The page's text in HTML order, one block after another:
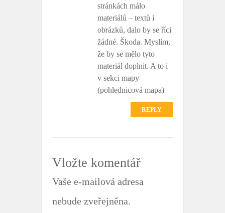
stránkách málo
materiálů – textů i
obrázků, dalo by se říci
žádné. Škoda. Myslím,
že by se mělo tyto
materiál doplnit. A to i
v sekci mapy
(pohlednicová mapa)
REPLY
Vložte komentář
Vaše e-mailová adresa
nebude zveřejněna.